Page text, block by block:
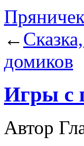
←
домиков
Игры с
Автор